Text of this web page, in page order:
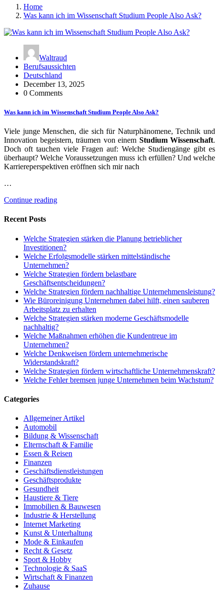
Home
Was kann ich im Wissenschaft Studium People Also Ask?
Waltraud
Berufsaussichten
Deutschland
December 13, 2025
0 Comments
Was kann ich im Wissenschaft Studium People Also Ask?
Viele junge Menschen, die sich für Naturphänomene, Technik und
Innovation begeistern, träumen von einem Studium Wissenschaft.
Doch oft tauchen viele Fragen auf: Welche Studiengänge gibt es
überhaupt? Welche Voraussetzungen muss ich erfüllen? Und welche
Karriereperspektiven eröffnen sich mir nach
…
Continue reading
Recent Posts
Welche Strategien stärken die Planung betrieblicher
Investitionen?
Welche Erfolgsmodelle stärken mittelständische
Unternehmen?
Welche Strategien fördern belastbare
Geschäftsentscheidungen?
Welche Strategien fördern nachhaltige Unternehmensleistung?
Wie Büroreinigung Unternehmen dabei hilft, einen sauberen
Arbeitsplatz zu erhalten
Welche Strategien stärken moderne Geschäftsmodelle
nachhaltig?
Welche Maßnahmen erhöhen die Kundentreue im
Unternehmen?
Welche Denkweisen fördern unternehmerische
Widerstandskraft?
Welche Strategien fördern wirtschaftliche Unternehmenskraft?
Welche Fehler bremsen junge Unternehmen beim Wachstum?
Categories
Allgemeiner Artikel
Automobil
Bildung & Wissenschaft
Elternschaft & Familie
Essen & Reisen
Finanzen
Geschäftsdienstleistungen
Geschäftsprodukte
Gesundheit
Haustiere & Tiere
Immobilien & Bauwesen
Industrie & Herstellung
Internet Marketing
Kunst & Unterhaltung
Mode & Einkaufen
Recht & Gesetz
Sport & Hobby
Technologie & SaaS
Wirtschaft & Finanzen
Zuhause